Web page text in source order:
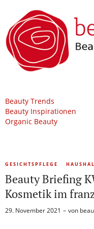
Beauty Trends
Beauty Inspirationen
Organic Beauty
GESICHTSPFLEGE
Beauty Briefing
Kosmetik im
29. November 2021 von